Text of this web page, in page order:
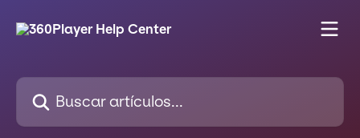
Buscar artículos...